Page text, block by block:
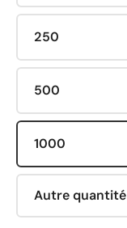
250
500
1000
Autre quantité